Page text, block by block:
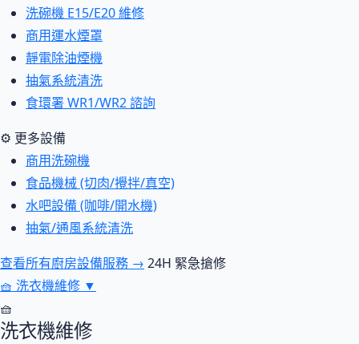
洗碗機 E15/E20 維修
商用運水煙罩
靜電除油煙機
抽氣系統清洗
食環署 WR1/WR2 諮詢
⚙ 更多設備
商用洗碗機
食品機械 (切肉/攪拌/真空)
水吧設備 (咖啡/開水機)
抽氣/通風系統清洗
查看所有廚房設備服務 → 24H 緊急搶修
🧺 洗衣機維修 ▼
🧺
洗衣機維修